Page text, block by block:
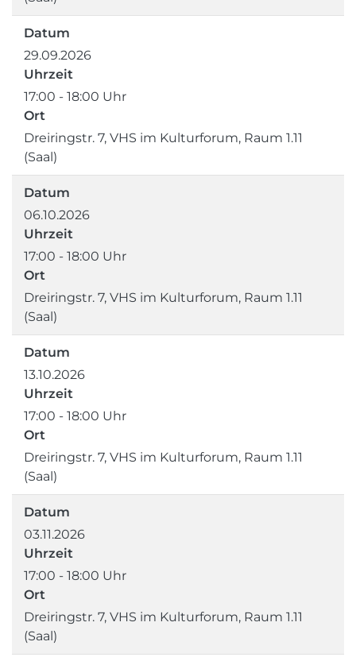
Datum
29.09.2026
Uhrzeit
17:00 - 18:00 Uhr
Ort
Dreiringstr. 7, VHS im Kulturforum, Raum 1.11
(Saal)
Datum
06.10.2026
Uhrzeit
17:00 - 18:00 Uhr
Ort
Dreiringstr. 7, VHS im Kulturforum, Raum 1.11
(Saal)
Datum
13.10.2026
Uhrzeit
17:00 - 18:00 Uhr
Ort
Dreiringstr. 7, VHS im Kulturforum, Raum 1.11
(Saal)
Datum
03.11.2026
Uhrzeit
17:00 - 18:00 Uhr
Ort
Dreiringstr. 7, VHS im Kulturforum, Raum 1.11
(Saal)